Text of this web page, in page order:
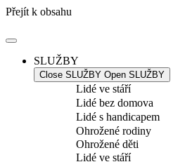
Přejít k obsahu
SLUŽBY
Close SLUŽBY Open SLUŽBY
Lidé ve stáří
Lidé bez domova
Lidé s handicapem
Ohrožené rodiny
Ohrožené děti
Lidé ve stáří